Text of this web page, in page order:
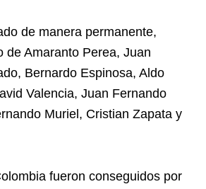
de manera permanente,
de Amaranto Perea, Juan
Bernardo Espinosa, Aldo
Valencia, Juan Fernando
Muriel, Cristian Zapata y
fueron conseguidos por